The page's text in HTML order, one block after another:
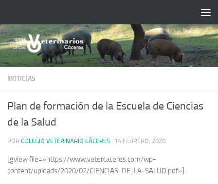
NOTICIAS
Plan de formación de la Escuela de Ciencias
de la Salud
POR COLEGIO VETERINARIO CÁCERES · 14 FEBRERO, 2020
[gview file=»https://www.vetercaceres.com/wp-
content/uploads/2020/02/CIENCIAS-DE-LA-SALUD.pdf»]